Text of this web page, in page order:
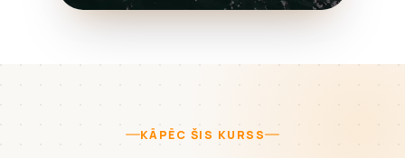
KĀPĒC ŠIS KURSS